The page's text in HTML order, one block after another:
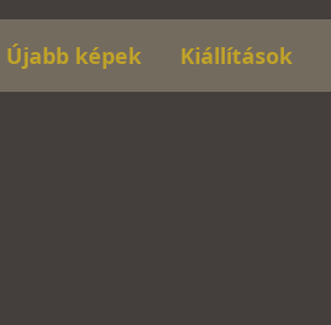
Újabb képek Kiállítások